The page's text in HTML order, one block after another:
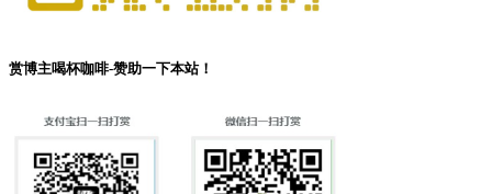
赏博主喝杯咖啡-赞助一下本站！